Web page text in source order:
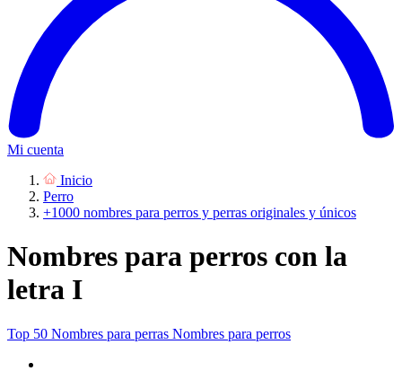
Mi cuenta
Inicio
Perro
+1000 nombres para perros y perras originales y únicos
Nombres para perros con la
letra I
Top 50 Nombres para perras Nombres para perros